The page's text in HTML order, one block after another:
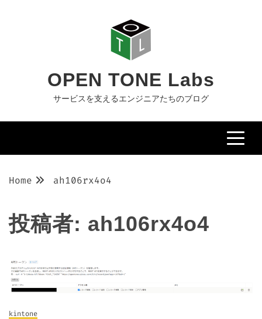
OPEN TONE Labs
サービスを支えるエンジニアたちのブログ
Home ah106rx4o4
投稿者: ah106rx4o4
kintone